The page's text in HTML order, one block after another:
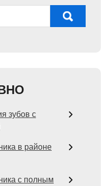
зубов с
в районе
с полным